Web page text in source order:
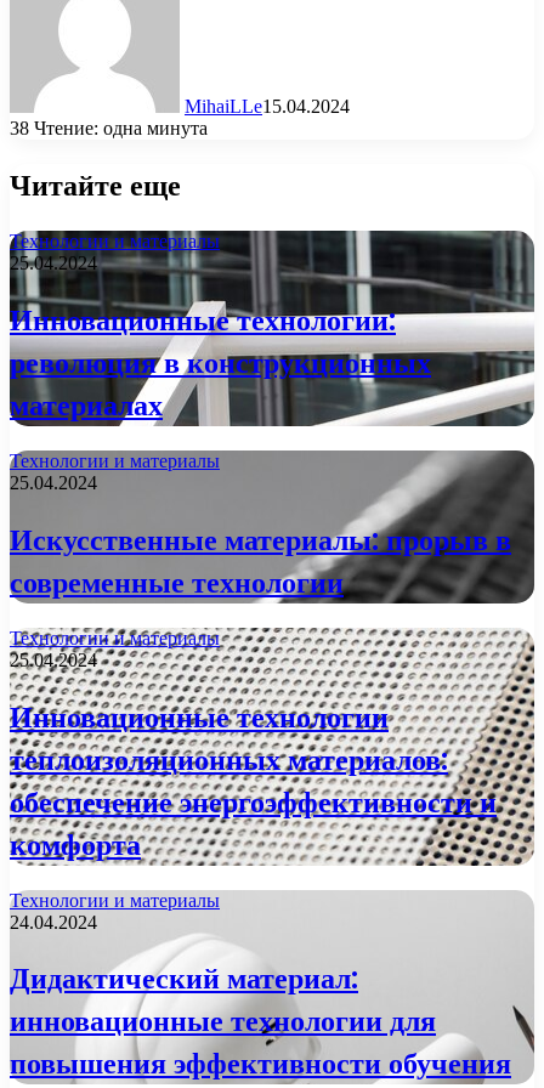
MihaiLLe15.04.2024
38 Чтение: одна минута
Читайте еще
Технологии и материалы
25.04.2024
Инновационные технологии:
революция в конструкционных
материалах
Технологии и материалы
25.04.2024
Искусственные материалы: прорыв в
современные технологии
Технологии и материалы
25.04.2024
Инновационные технологии
теплоизоляционных материалов:
обеспечение энергоэффективности и
комфорта
Технологии и материалы
24.04.2024
Дидактический материал:
инновационные технологии для
повышения эффективности обучения